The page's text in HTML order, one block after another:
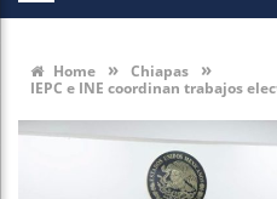
Home » Chiapas »
IEPC e INE coordinan trabajos